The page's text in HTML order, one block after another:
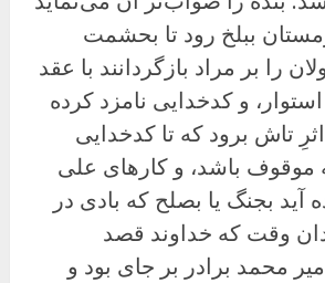
ببلخ رود تا بحشمت
را بر مراد بازگردانند با عقد
عهد استوار، و کدخدایی نامزد کرده
تاش برود که تا کدخدایی
موقوف باشد، و کارهای علی
بجنگ یا بصلح که بادی در
وقت که خداوند قصد
محمد برادر بر جای بود و